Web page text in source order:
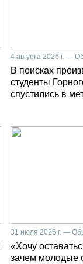
4 августа 2026 г. —
В поисках
студенты
спустились в
31 июля 2026 г. —
«Хочу
зачем молодые